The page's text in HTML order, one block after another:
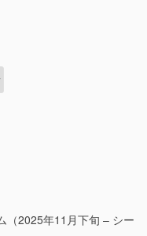
（2025年11月下旬 – シー